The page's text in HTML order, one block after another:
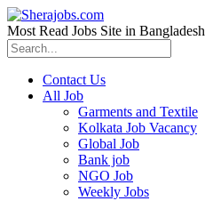
Most Read Jobs Site in Bangladesh
Contact Us
All Job
Garments and Textile
Kolkata Job Vacancy
Global Job
Bank job
NGO Job
Weekly Jobs